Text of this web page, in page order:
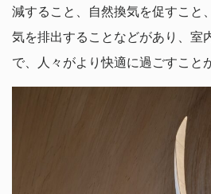
減すること、自然換気を促すこと
気を排出することなどがあり、室
で、人々がより快適に過ごすこと